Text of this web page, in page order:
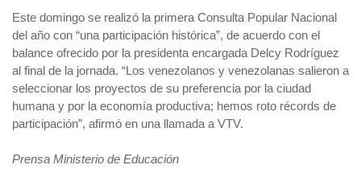
Este domingo se realizó la primera Consulta Popular Nacional
del año con “una participación histórica”, de acuerdo con el
balance ofrecido por la presidenta encargada Delcy Rodríguez
al final de la jornada. “Los venezolanos y venezolanas salieron a
seleccionar los proyectos de su preferencia por la ciudad
humana y por la economía productiva; hemos roto récords de
participación”, afirmó en una llamada a VTV.
Prensa Ministerio de Educación